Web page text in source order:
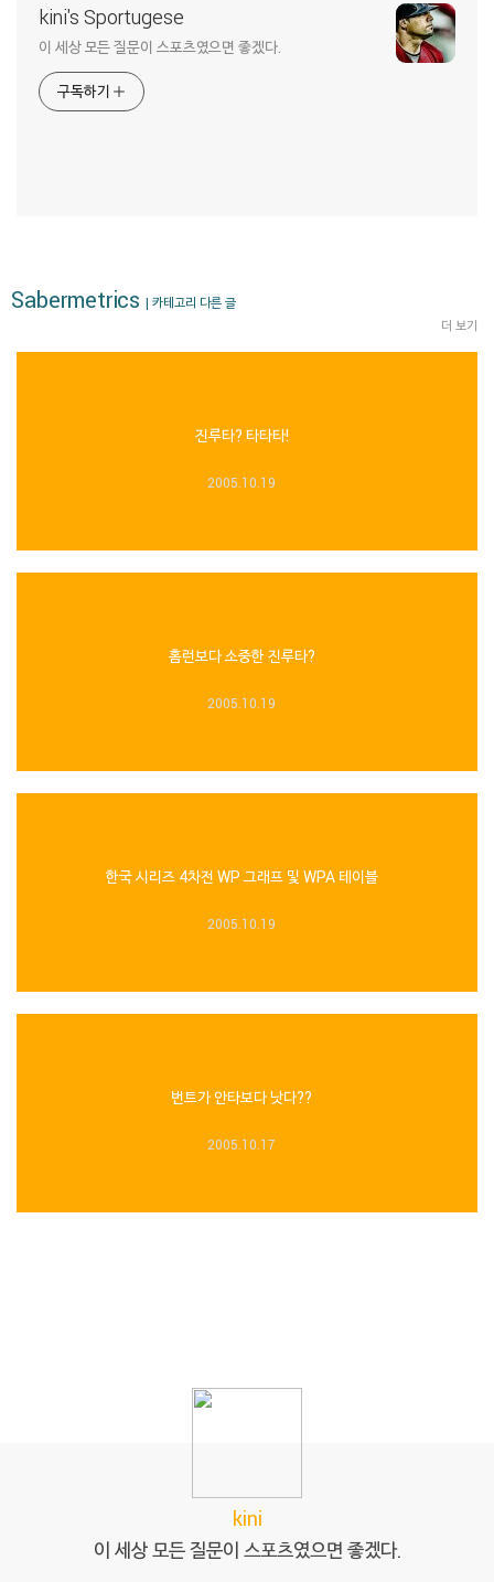
kini's Sportugese
이 세상 모든 질문이 스포츠였으면 좋겠다.
구독하기
Sabermetrics | 카테고리 다른 글
더 보기
진루타? 타타타!
2005.10.19
홈런보다 소중한 진루타?
2005.10.19
한국 시리즈 4차전 WP 그래프 및 WPA 테이블
2005.10.19
번트가 안타보다 낫다??
2005.10.17
kini
이 세상 모든 질문이 스포츠였으면 좋겠다.